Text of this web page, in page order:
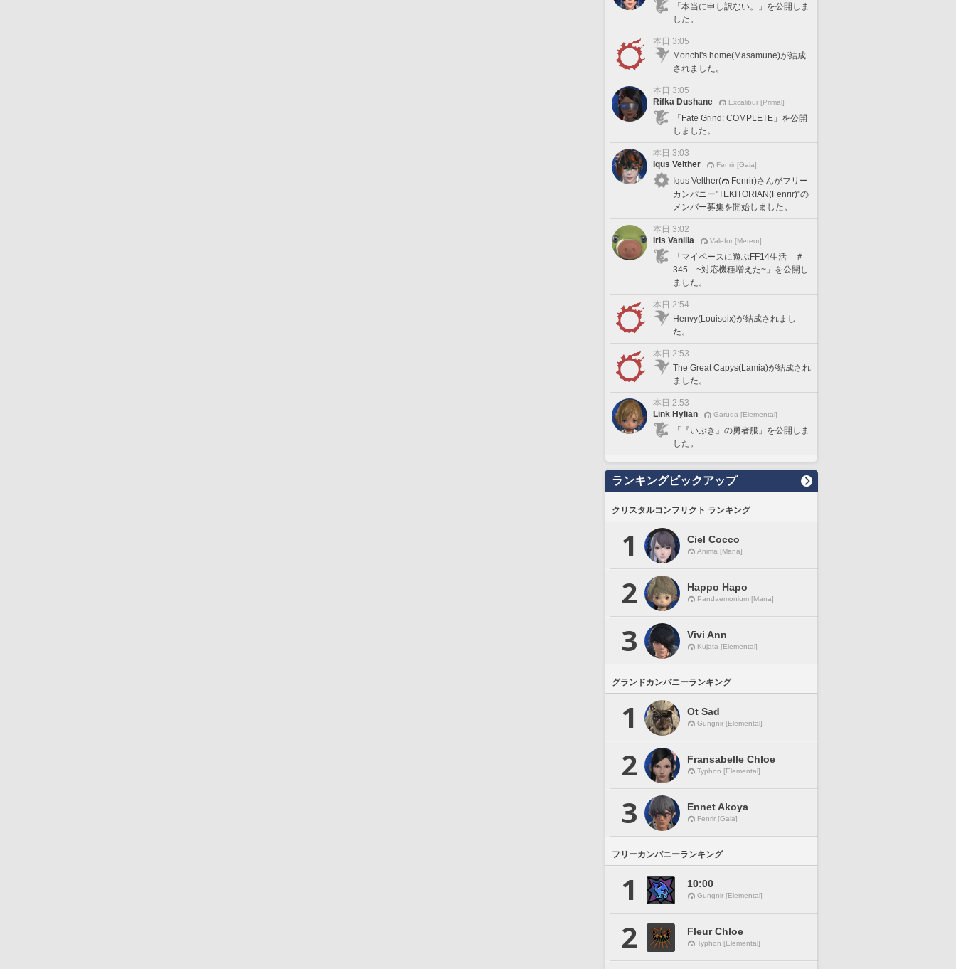
「本当に申し訳ない。」を公開しま
した。
本日 3:05
Monchi's home(Masamune)が結成
されました。
本日 3:05
Rifka Dushane
Excalibur [Primal]
「Fate Grind: COMPLETE」を公開
しました。
本日 3:03
Iqus Velther
Fenrir [Gaia]
Iqus Velther(
Fenrir)さんがフリー
カンパニー"TEKITORIAN(Fenrir)"の
メンバー募集を開始しました。
本日 3:02
Iris Vanilla
Valefor [Meteor]
「マイペースに遊ぶFF14生活 ＃
345 ~対応機種増えた~」を公開し
ました。
本日 2:54
Henvy(Louisoix)が結成されまし
た。
本日 2:53
The Great Capys(Lamia)が結成され
ました。
本日 2:53
Link Hylian
Garuda [Elemental]
「『いぶき』の勇者服」を公開しま
した。
ランキングピックアップ
クリスタルコンフリクト ランキング
1 Ciel Cocco
Anima [Mana]
2 Happo Hapo
Pandaemonium [Mana]
3 Vivi Ann
Kujata [Elemental]
グランドカンパニーランキング
1 Ot Sad
Gungnir [Elemental]
2 Fransabelle Chloe
Typhon [Elemental]
3 Ennet Akoya
Fenrir [Gaia]
フリーカンパニーランキング
1 10:00
Gungnir [Elemental]
2 Fleur Chloe
Typhon [Elemental]